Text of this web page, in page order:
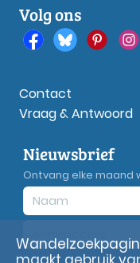
Volg ons
Contact
Vraag & Antwoord
Nieuwsbrief
Ontvang elke maand